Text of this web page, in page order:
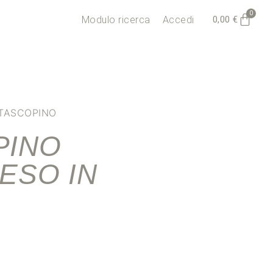
Modulo ricerca Accedi 0,00€
0
IN